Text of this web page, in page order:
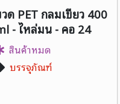
ด PET กลมเขียว 400
- ไหล่มน - คอ 24
งสูง
สินค้าหมด
บรรจุภัณฑ์